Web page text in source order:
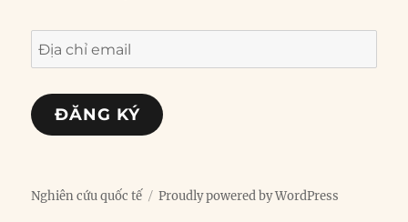
Địa
chỉ
email
ĐĂNG KÝ
Nghiên cứu quốc tế Proudly powered by WordPress